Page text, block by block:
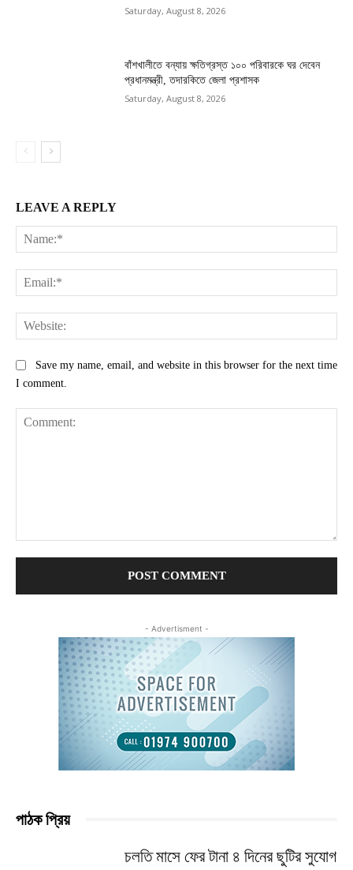
Saturday, August 8, 2026
বাঁশখালীতে বন্যায় ক্ষতিগ্রস্ত ১০০ পরিবারকে ঘর দেবেন
প্রধানমন্ত্রী, তদারকিতে জেলা প্রশাসক
Saturday, August 8, 2026
LEAVE A REPLY
Save my name, email, and website in this browser for the next time
I comment.
- Advertisment -
পাঠক প্রিয়
চলতি মাসে ফের টানা ৪ দিনের ছুটির সুযোগ